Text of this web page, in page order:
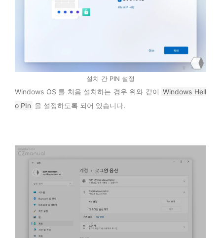
설치 간 PIN 설정
Windows OS 를 처음 설치하는 경우 위와 같이 Windows Hell
o PIn 을 설정하도록 되어 있습니다.